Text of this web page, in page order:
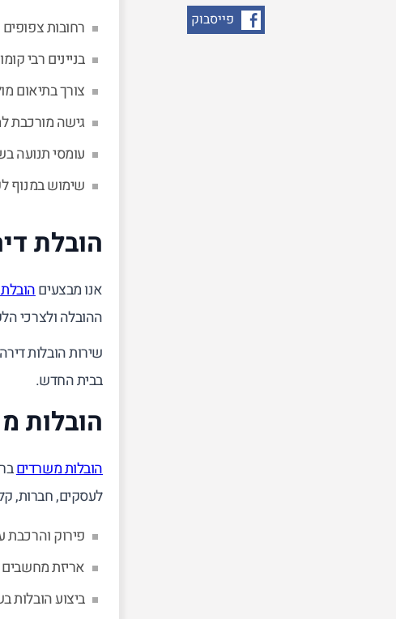
רחובות צפופים
בניינים רבי
צורך בתיאום
גישה מורכבת
עומסי תנועה
שימוש במנוף
הובלת
אנו מבצעים
ההובלה ולצרכי
שירות הובלות
בבית החדש.
הובלות
הובלות משרדים
לעסקים, חברות,
פירוק והרכבת
אריזת מחשבים
ביצוע הובלות
פייסבוק